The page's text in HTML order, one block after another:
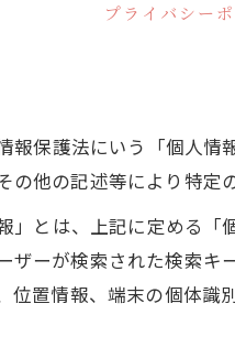
プライバシー
保護法にいう「個人
他の記述等により特定
」とは、上記に定める
ーが検索された検索キ
置情報、端末の個体識